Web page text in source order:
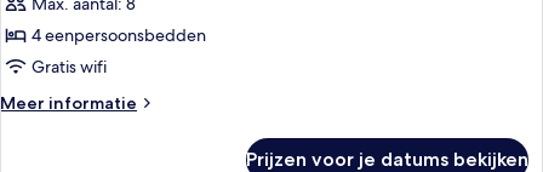
for
over
age
7)
roken
laden
4 eenpersoonsbedden
Gratis wifi
Meer informatie
Meer
Prijzen voor je datums bekijken